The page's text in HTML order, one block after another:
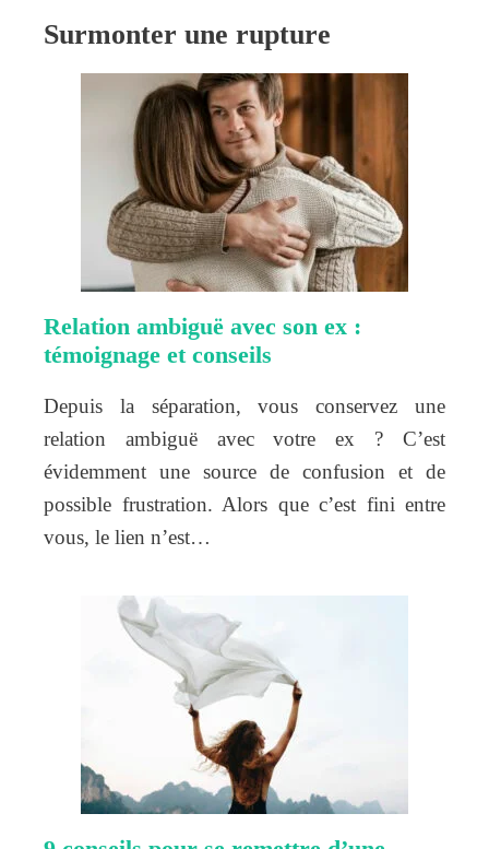
Surmonter une rupture
Relation ambiguë avec son ex :
témoignage et conseils
Depuis la séparation, vous conservez une
relation ambiguë avec votre ex ? C’est
évidemment une source de confusion et de
possible frustration. Alors que c’est fini entre
vous, le lien n’est…